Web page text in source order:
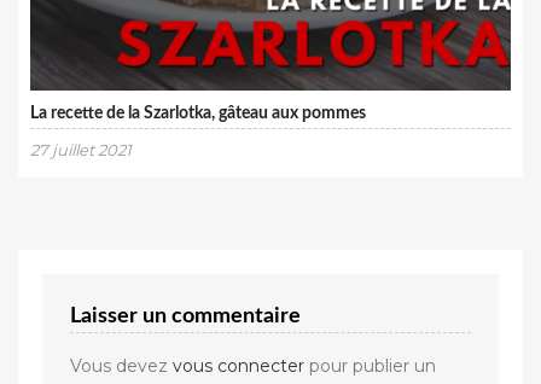
La recette de la Szarlotka, gâteau aux pommes
27 juillet 2021
Laisser un commentaire
Vous devez vous connecterpour publier un